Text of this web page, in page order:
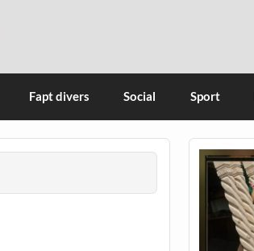
Fapt divers Social Sport